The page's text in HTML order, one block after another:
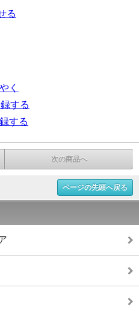
る
く
する
する
次の商品へ
ページの先頭へ戻る